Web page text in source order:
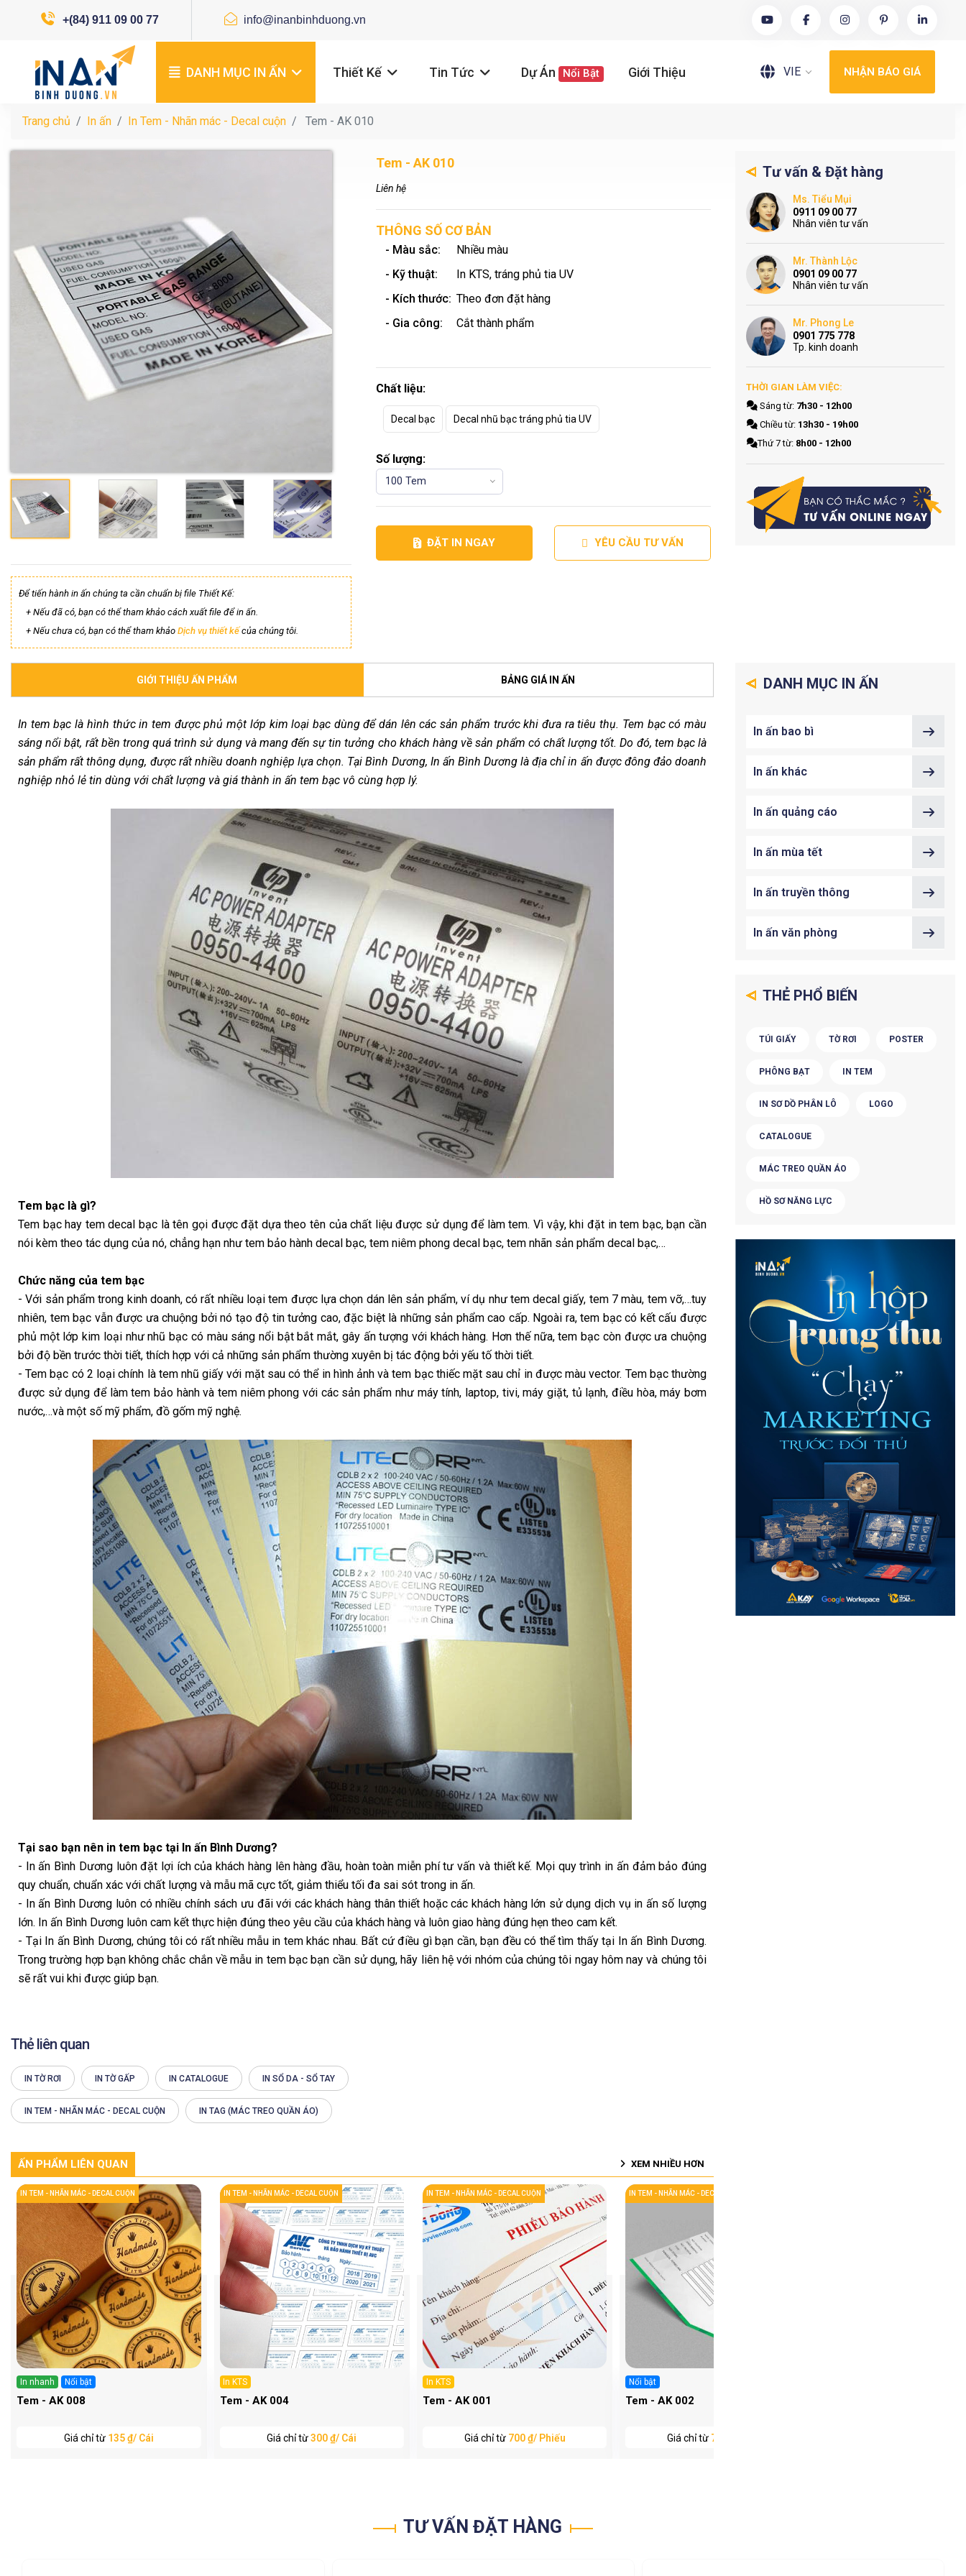
+(84) 911 09 00 77 info@inanbinhduong.vn
DANH MỤC IN ẤN Thiết Kế Tin Tức Dự Án Nổi Bật Giới Thiệu VIE NHẬN BÁO GIÁ
Trang chủ In ấn In Tem - Nhãn mác - Decal cuộn Tem - AK 010
Để tiến hành in ấn chúng ta cần chuẩn bị file Thiết Kế:
+ Nếu đã có, bạn có thể tham khảo cách xuất file để in ấn.
+ Nếu chưa có, bạn có thể tham khảo Dịch vụ thiết kếcủa chúng tôi.
Tem - AK 010
Liên hệ
THÔNG SỐ CƠ BẢN
- Màu sắc:
Nhiều màu
- Kỹ thuật:
In KTS, tráng phủ tia UV
- Kích thước: Theo đơn đặt hàng
- Gia công:
Cắt thành phẩm
Chất liệu:
Decal bạc Decal nhũ bạc tráng phủ tia UV
Số lượng:
100 Tem
ĐẶT IN NGAY YÊU CẦU TƯ VẤN
Tư vấn & Đặt hàng
Ms. Tiểu Mụi
0911 09 00 77
Nhân viên tư vấn
Mr. Thành Lộc
0901 09 00 77
Nhân viên tư vấn
Mr. Phong Le
0901 775 778
Tp. kinh doanh
THỜI GIAN LÀM VIỆC:
Sáng từ: 7h30 - 12h00
Chiều từ: 13h30 - 19h00
Thứ 7 từ: 8h00 - 12h00
GIỚI THIỆU ẤN PHẨM BẢNG GIÁ IN ẤN
In tem bạc là hình thức in tem được phủ một lớp kim loại bạc dùng để dán lên các sản phẩm trước khi đưa ra tiêu thụ. Tem bạc có màu
sáng nổi bật, rất bền trong quá trình sử dụng và mang đến sự tin tưởng cho khách hàng về sản phẩm có chất lượng tốt. Do đó, tem bạc là
sản phẩm rất thông dụng, được rất nhiều doanh nghiệp lựa chọn. Tại Bình Dương, In ấn Bình Dương là địa chỉ in ấn được đông đảo doanh
nghiệp nhỏ lẻ tin dùng với chất lượng và giá thành in ấn tem bạc vô cùng hợp lý.
Tem bạc là gì?
Tem bạc hay tem decal bạc là tên gọi được đặt dựa theo tên của chất liệu được sử dụng để làm tem. Vì vậy, khi đặt in tem bạc, bạn cần
nói kèm theo tác dụng của nó, chẳng hạn như tem bảo hành decal bạc, tem niêm phong decal bạc, tem nhãn sản phẩm decal bạc,…
Chức năng của tem bạc
- Với sản phẩm trong kinh doanh, có rất nhiều loại tem được lựa chọn dán lên sản phẩm, ví dụ như tem decal giấy, tem 7 màu, tem vỡ,…tuy
nhiên, tem bạc vẫn được ưa chuộng bởi nó tạo độ tin tưởng cao, đặc biệt là những sản phẩm cao cấp. Ngoài ra, tem bạc có kết cấu được
phủ một lớp kim loại như nhũ bạc có màu sáng nổi bật bắt mắt, gây ấn tượng với khách hàng. Hơn thế nữa, tem bạc còn được ưa chuộng
bởi độ bền trước thời tiết, thích hợp với cả những sản phẩm thường xuyên bị tác động bởi yếu tố thời tiết.
- Tem bạc có 2 loại chính là tem nhũ giấy với mặt sau có thể in hình ảnh và tem bạc thiếc mặt sau chỉ in được màu vector. Tem bạc thường
được sử dụng để làm tem bảo hành và tem niêm phong với các sản phẩm như máy tính, laptop, tivi, máy giặt, tủ lạnh, điều hòa, máy bơm
nước,…và một số mỹ phẩm, đồ gốm mỹ nghệ.
Tại sao bạn nên in tem bạc tại In ấn Bình Dương?
- In ấn Bình Dương luôn đặt lợi ích của khách hàng lên hàng đầu, hoàn toàn miễn phí tư vấn và thiết kế. Mọi quy trình in ấn đảm bảo đúng
quy chuẩn, chuẩn xác với chất lượng và mẫu mã cực tốt, giảm thiểu tối đa sai sót trong in ấn.
- In ấn Bình Dương luôn có nhiều chính sách ưu đãi với các khách hàng thân thiết hoặc các khách hàng lớn sử dụng dịch vụ in ấn số lượng
lớn. In ấn Bình Dương luôn cam kết thực hiện đúng theo yêu cầu của khách hàng và luôn giao hàng đúng hẹn theo cam kết.
- Tại In ấn Bình Dương, chúng tôi có rất nhiều mẫu in tem khác nhau. Bất cứ điều gì bạn cần, bạn đều có thể tìm thấy tại In ấn Bình Dương.
Trong trường hợp bạn không chắc chắn về mẫu in tem bạc bạn cần sử dụng, hãy liên hệ với nhóm của chúng tôi ngay hôm nay và chúng tôi
sẽ rất vui khi được giúp bạn.
Thẻ liên quan
IN TỜ RƠI IN TỜ GẤP IN CATALOGUE IN SỔ DA - SỔ TAY
IN TEM - NHÃN MÁC - DECAL CUỘN IN TAG (MÁC TREO QUẦN ÁO)
ẤN PHẨM LIÊN QUAN XEM NHIỀU HƠN
IN TEM - NHÃN MÁC - DECAL CUỘN
In nhanh Nổi bật
Tem - AK 008
Giá chỉ từ 135 ₫/ Cái
IN TEM - NHÃN MÁC - DECAL CUỘN
In KTS
Tem - AK 004
Giá chỉ từ300 ₫/ Cái
IN TEM - NHÃN MÁC - DECAL CUỘN
In KTS
Tem - AK 001
Giá chỉ từ 700 ₫/ Phiếu
IN TEM - NHÃN MÁC - DECAL CUỘN
Nổi bật
Tem - AK 002
Giá chỉ từ 750 ₫/ Phiếu
DANH MỤC IN ẤN
In ấn bao bì
In ấn khác
In ấn quảng cáo
In ấn mùa tết
In ấn truyền thông
In ấn văn phòng
THẺ PHỔ BIẾN
TÚI GIẤY TỜ RƠI POSTER
PHÔNG BẠT IN TEM
IN SƠ DỒ PHÂN LÔ LOGO
CATALOGUE
MÁC TREO QUẦN ÁO
HỒ SƠ NĂNG LỰC
TƯ VẤN ĐẶT HÀNG